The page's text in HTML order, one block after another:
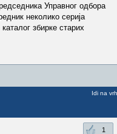
Управног одбора
неколико серија
збирке старих
Idi na vrh
1